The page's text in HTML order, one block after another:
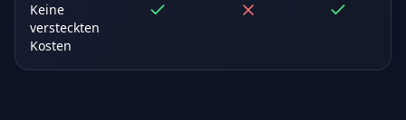
Keine
versteckten
Kosten